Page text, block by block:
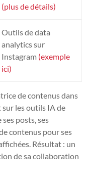
(plus de détails)
Outils de data
analytics sur
Instagram (exemple
ici)
de contenus dans
sur les outils IA de
posts, ses
contenus pour ses
Résultat : un
de sa collaboration